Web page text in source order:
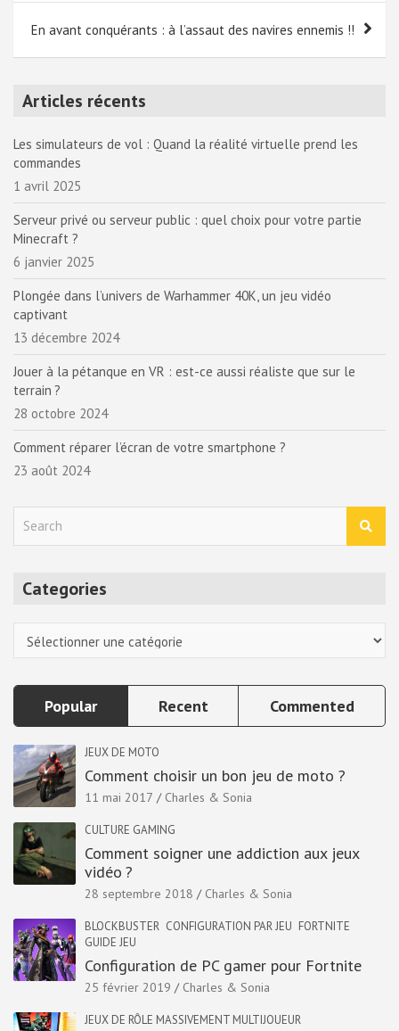
l’article
En avant conquérants : à l’assaut des navires ennemis !!
Articles récents
Les simulateurs de vol : Quand la réalité virtuelle prend les
commandes
1 avril 2025
Serveur privé ou serveur public : quel choix pour votre partie
Minecraft ?
6 janvier 2025
Plongée dans l’univers de Warhammer 40K, un jeu vidéo
captivant
13 décembre 2024
Jouer à la pétanque en VR : est-ce aussi réaliste que sur le
terrain ?
28 octobre 2024
Comment réparer l’écran de votre smartphone ?
23 août 2024
Categories
Popular Recent Commented
JEUX DE MOTO
Comment choisir un bon jeu de moto ?
11 mai 2017 Charles & Sonia
CULTURE GAMING
Comment soigner une addiction aux jeux
vidéo ?
28 septembre 2018 Charles & Sonia
BLOCKBUSTER CONFIGURATION PAR JEU FORTNITE
GUIDE JEU
Configuration de PC gamer pour Fortnite
25 février 2019 Charles & Sonia
JEUX DE RÔLE MASSIVEMENT MULTIJOUEUR